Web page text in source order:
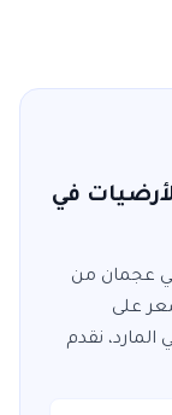
في
عجمان من
على
المارد، نقدم